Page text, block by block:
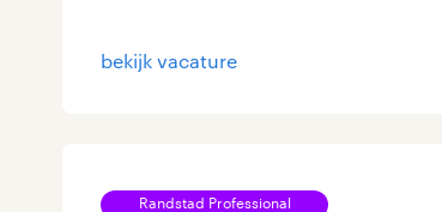
bekijk vacature
Randstad Professional